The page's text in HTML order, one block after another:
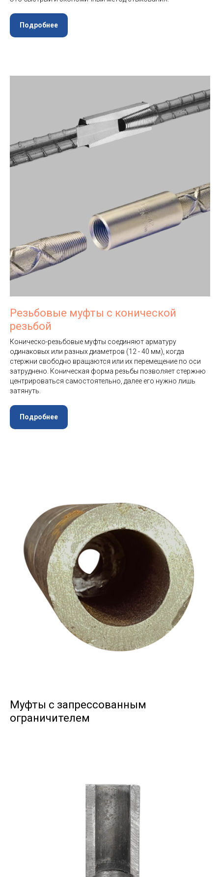
Подробнее
Резьбовые муфты с конической
резьбой
Коническо-резьбовые муфты соединяют арматуру
одинаковых или разных диаметров (12 - 40 мм), когда
стержни свободно вращаются или их перемещение по оси
затруднено. Коническая форма резьбы позволяет стержню
центрироваться самостоятельно, далее его нужно лишь
затянуть.
Подробнее
Муфты с запрессованным
ограничителем